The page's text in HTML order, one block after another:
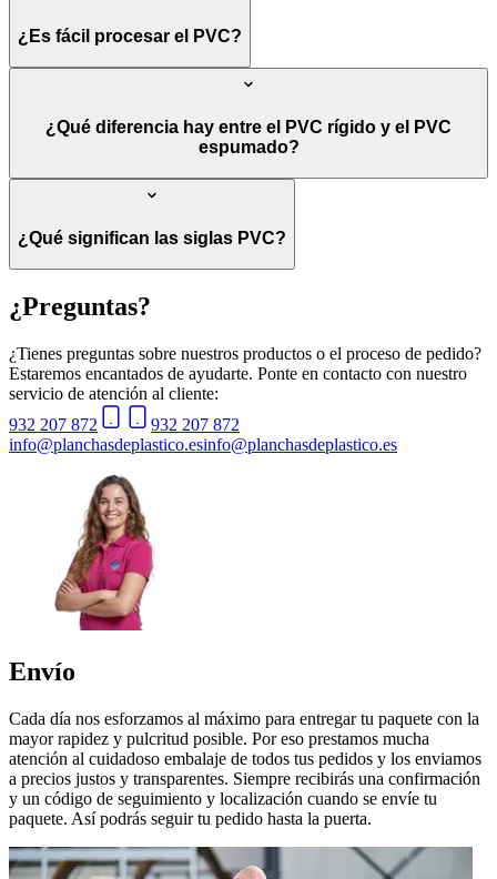
¿Es fácil procesar el PVC?
¿Qué diferencia hay entre el PVC rígido y el PVC
espumado?
¿Qué significan las siglas PVC?
¿Preguntas?
¿Tienes preguntas sobre nuestros productos o el proceso de pedido?
Estaremos encantados de ayudarte. Ponte en contacto con nuestro
servicio de atención al cliente:
932 207 872
932 207 872
info@planchasdeplastico.esinfo@planchasdeplastico.es
Envío
Cada día nos esforzamos al máximo para entregar tu paquete con la
mayor rapidez y pulcritud posible. Por eso prestamos mucha
atención al cuidadoso embalaje de todos tus pedidos y los enviamos
a precios justos y transparentes. Siempre recibirás una confirmación
y un código de seguimiento y localización cuando se envíe tu
paquete. Así podrás seguir tu pedido hasta la puerta.